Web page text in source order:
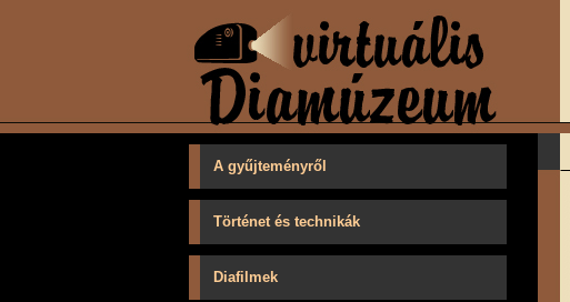
A gyűjteményről
Történet és technikák
Diafilmek